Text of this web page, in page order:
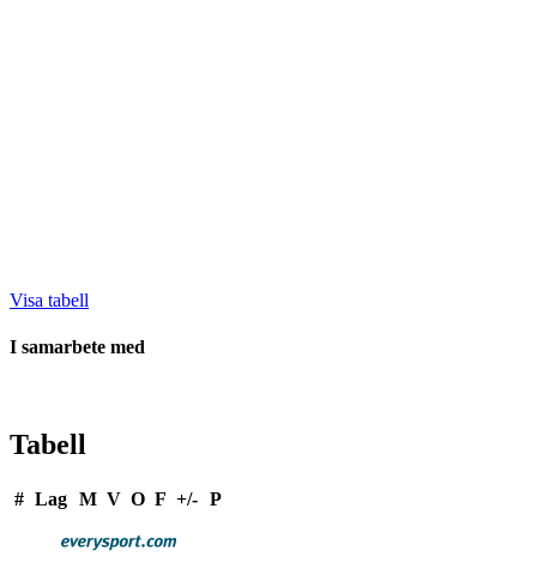
Visa tabell
I samarbete med
Tabell
# Lag M V O F +/- P